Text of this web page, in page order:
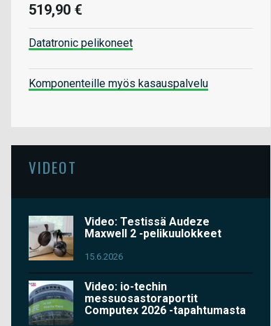
519,90 €
Datatronic pelikoneet
Komponenteille myös kasauspalvelu
VIDEOT
Video: Testissä Audeze
Maxwell 2 -pelikuulokkeet
15.6.2026
Video: io-techin
messuosastoraportit
Computex 2026 -tapahtumasta